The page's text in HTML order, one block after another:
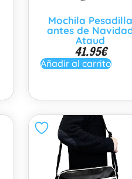
Mochila Pesadilla
antes de
Ataud
41.95€
Añadir al carrito